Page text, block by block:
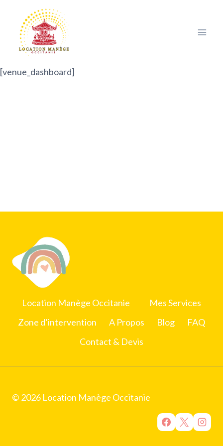
contenu
[venue_dashboard]
Location Manège Occitanie
Mes Services
Zone d’intervention
A Propos Blog
FAQ
Contact & Devis
© 2026 Location Manège Occitanie